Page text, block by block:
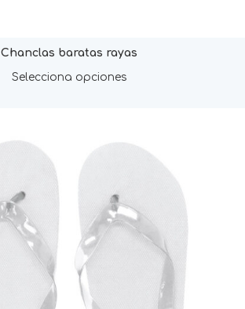
Chanclas baratas rayas
Selecciona opciones